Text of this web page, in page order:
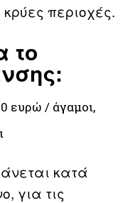
περιοχές.
το
ευρώ / άγαμοι,
κατά
για τις